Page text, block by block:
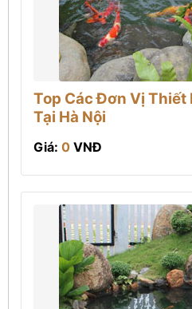
Top Các Đơn Vị Thiết
Tại Hà Nội
Giá: 0 VNĐ